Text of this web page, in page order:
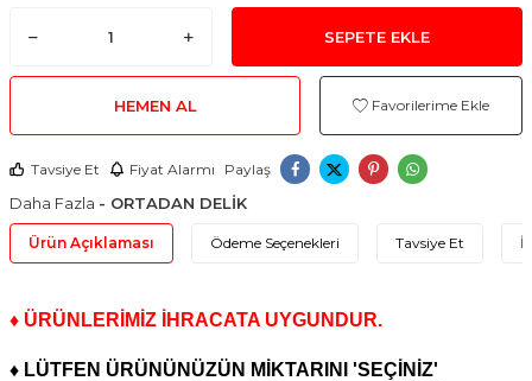
SEPETE EKLE
HEMEN AL Favorilerime Ekle
Tavsiye Et Fiyat Alarmı Paylaş
Daha Fazla - ORTADAN DELİK
Ürün Açıklaması Ödeme Seçenekleri Tavsiye Et
♦ ÜRÜNLERİMİZ İHRACATA UYGUNDUR.
♦ LÜTFEN ÜRÜNÜNÜZÜN MİKTARINI 'SEÇİNİZ'